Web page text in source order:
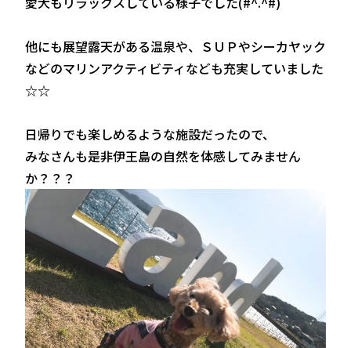
他にも展望露天がある温泉や、ＳＵＰやシーカヤック
などのマリンアクティビティなども充実していました
☆☆
日帰りでも楽しめるような施設だったので、
みなさんも是非伊王島の自然を体感してみません
か？？？